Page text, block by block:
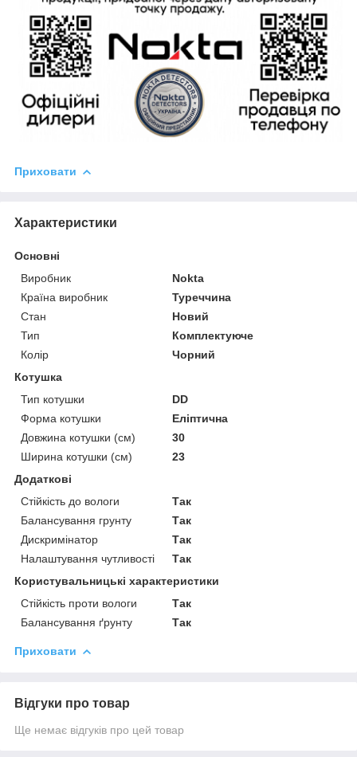
Приховати
Характеристики
Основні
Виробник
Nokta
Країна виробник
Туреччина
Стан
Новий
Тип
Комплектуюче
Колір
Чорний
Котушка
Тип котушки
DD
Форма котушки
Еліптична
Довжина котушки (см)
30
Ширина котушки (см)
23
Додаткові
Стійкість до вологи
Так
Балансування грунту
Так
Дискримінатор
Так
Налаштування чутливості
Так
Користувальницькі характеристики
Стійкість проти вологи
Так
Балансування ґрунту
Так
Приховати
Відгуки про товар
Ще немає відгуків про цей товар